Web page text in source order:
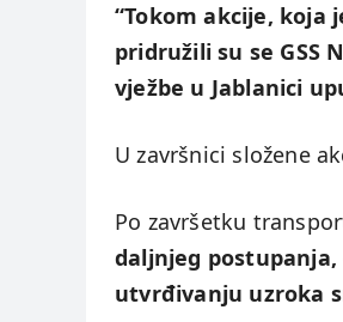
“Tokom akcije, koja
pridružili su se GSS
vježbe u Jablanici
U završnici složene
Po završetku
daljnjeg
utvrđivanju uzroka